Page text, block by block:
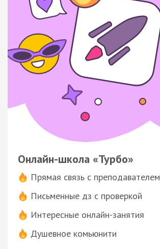
Онлайн-школа «Турбо»
Прямая связь с преподавателем
Письменные дз с проверкой
Интересные онлайн-занятия
Душевное комьюнити